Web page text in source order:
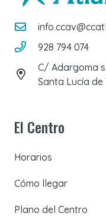
928 794 074
C/ Adargoma
Santa Lucía
El Centro
Horarios
Cómo llegar
Plano del Centro